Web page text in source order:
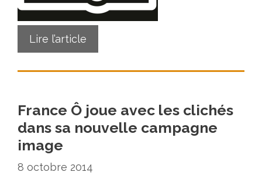
Lire l’article
France Ô joue avec les clichés
dans sa nouvelle campagne
image
8 octobre 2014